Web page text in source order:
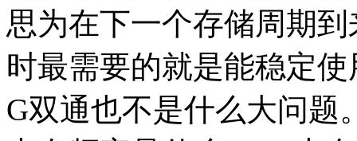
思为在下一个存储周期
时最需要的就是能稳定
G双通也不是什么大问题